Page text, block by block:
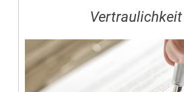
Vertraulichkeit